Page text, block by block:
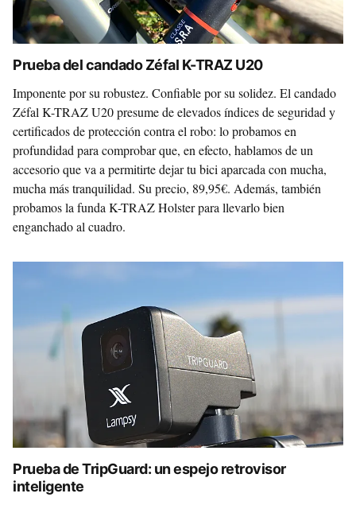
Prueba del candado Zéfal K-TRAZ U20
Imponente por su robustez. Confiable por su solidez. El candado
Zéfal K-TRAZ U20 presume de elevados índices de seguridad y
certificados de protección contra el robo: lo probamos en
profundidad para comprobar que, en efecto, hablamos de un
accesorio que va a permitirte dejar tu bici aparcada con mucha,
mucha más tranquilidad. Su precio, 89,95€. Además, también
probamos la funda K-TRAZ Holster para llevarlo bien
enganchado al cuadro.
Prueba de TripGuard: un espejo retrovisor
inteligente